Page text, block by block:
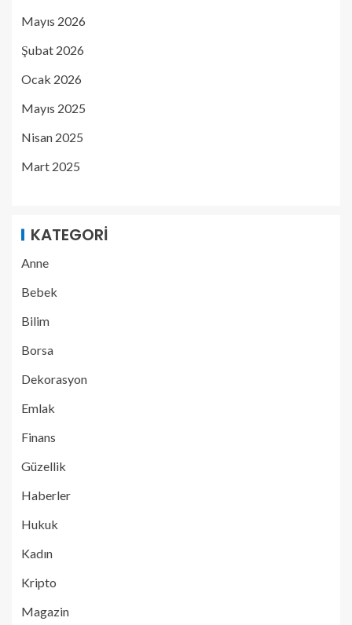
Mayıs 2026
Şubat 2026
Ocak 2026
Mayıs 2025
Nisan 2025
Mart 2025
KATEGORI
Anne
Bebek
Bilim
Borsa
Dekorasyon
Emlak
Finans
Güzellik
Haberler
Hukuk
Kadın
Kripto
Magazin